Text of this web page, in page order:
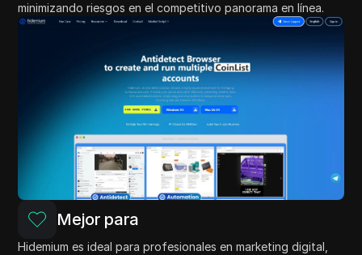
minimizando riesgos en el competitivo panorama en línea.
Mejor para
Hidemium es ideal para profesionales en marketing digital,